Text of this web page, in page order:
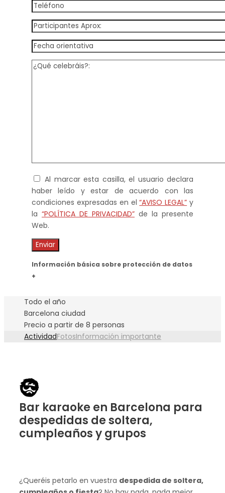
Al marcar esta casilla, el usuario declara
haber leído y estar de acuerdo con las
condiciones expresadas en el“AVISO LEGAL” y
la “POLÍTICA DE PRIVACIDAD” de la presente
Web.
Información básica sobre protección de datos
+
Todo el año
Barcelona ciudad
Precio a partir de 8 personas
ActividadFotosInformación importante
Bar karaoke en Barcelona para
despedidas de soltera,
cumpleaños y grupos
¿Queréis petarlo en vuestra despedida de soltera,